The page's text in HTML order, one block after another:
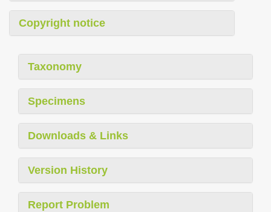
Copyright notice
Taxonomy
Specimens
Downloads & Links
Version History
Report Problem